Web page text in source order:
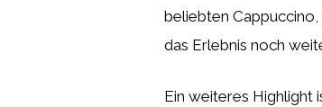
beliebten
das Erlebnis noch
Ein weiteres Highlight